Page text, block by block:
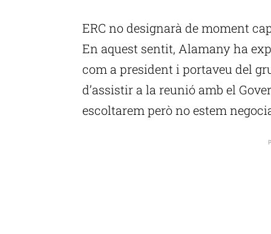
ERC no designarà de moment
En aquest sentit, Alamany ha
com a president i portaveu del
d’assistir a la reunió amb el
escoltarem però no estem